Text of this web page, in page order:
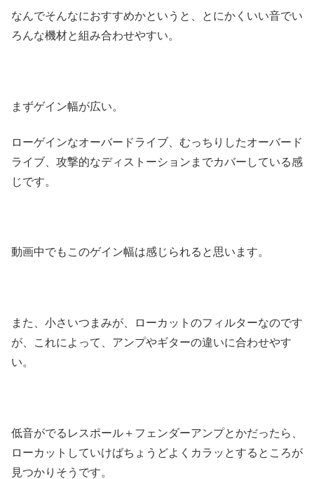
なんでそんなにおすすめかというと、とにかくいい音でい
ろんな機材と組み合わせやすい。
まずゲイン幅が広い。
ローゲインなオーバードライブ、むっちりしたオーバード
ライブ、攻撃的なディストーションまでカバーしている感
じです。
動画中でもこのゲイン幅は感じられると思います。
また、小さいつまみが、ローカットのフィルターなのです
が、これによって、アンプやギターの違いに合わせやす
い。
低音がでるレスポール＋フェンダーアンプとかだったら、
ローカットしていけばちょうどよくカラッとするところが
見つかりそうです。